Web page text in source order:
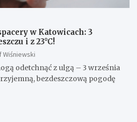
w Katowicach: 3
i z 23°C!
Wiśniewski
odetchnąć z ulgą – 3 września
bezdeszczową pogodę